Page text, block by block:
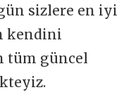
sizlere en iyi
kendini
tüm güncel